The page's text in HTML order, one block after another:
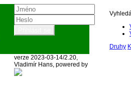
Druhy
verze 2023-03-14/2.20,
Vladimír Hans, powered by